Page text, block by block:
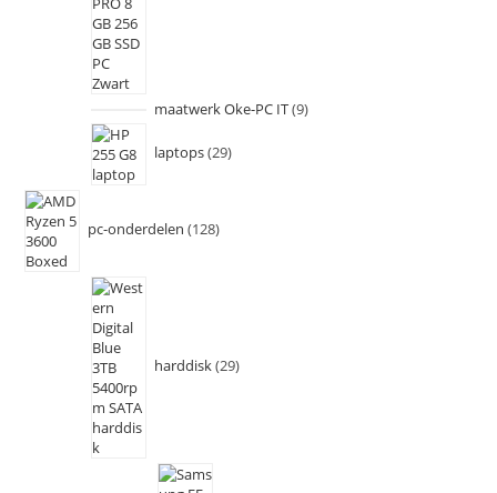
maatwerk Oke-PC IT 9
laptops 29
pc-onderdelen 128
harddisk 29